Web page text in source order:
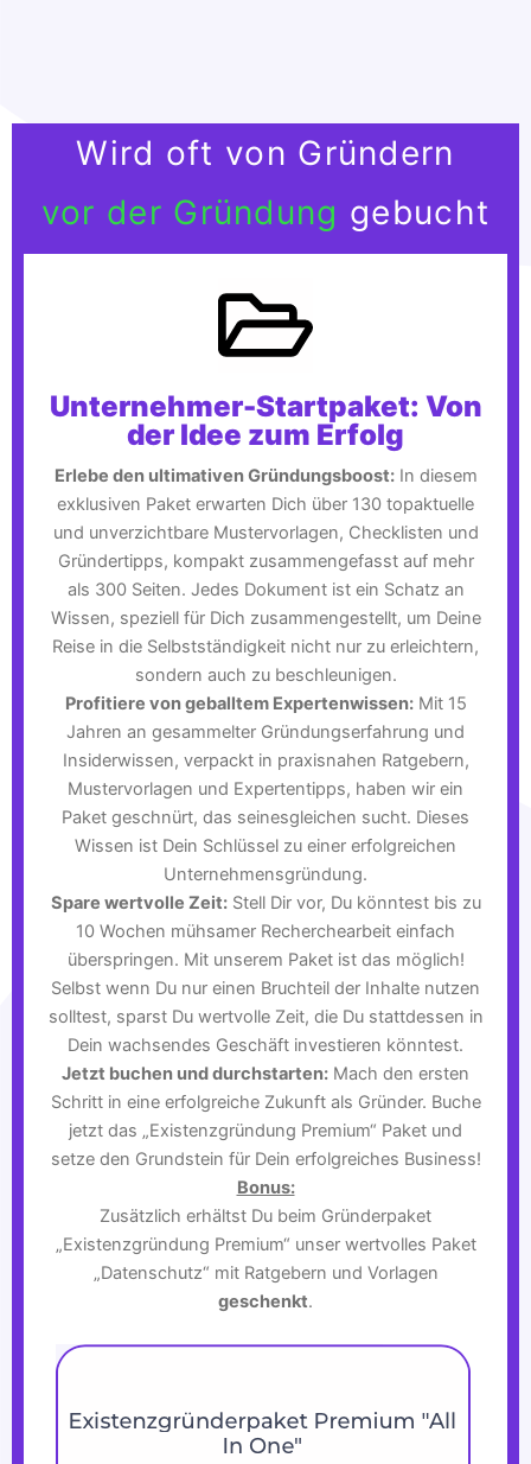
Wird oft von Gründern
vor der Gründung gebucht
Unternehmer-Startpaket: Von
der Idee zum Erfolg
Erlebe den ultimativen Gründungsboost:In diesem
exklusiven Paket erwarten Dich über 130 topaktuelle
und unverzichtbare Mustervorlagen, Checklisten und
Gründertipps, kompakt zusammengefasst auf mehr
als 300 Seiten. Jedes Dokument ist ein Schatz an
Wissen, speziell für Dich zusammengestellt, um Deine
Reise in die Selbstständigkeit nicht nur zu erleichtern,
sondern auch zu beschleunigen.
Profitiere von geballtem Expertenwissen:Mit 15
Jahren an gesammelter Gründungserfahrung und
Insiderwissen, verpackt in praxisnahen Ratgebern,
Mustervorlagen und Expertentipps, haben wir ein
Paket geschnürt, das seinesgleichen sucht. Dieses
Wissen ist Dein Schlüssel zu einer erfolgreichen
Unternehmensgründung.
Spare wertvolle Zeit:Stell Dir vor, Du könntest bis zu
10 Wochen mühsamer Recherchearbeit einfach
überspringen. Mit unserem Paket ist das möglich!
Selbst wenn Du nur einen Bruchteil der Inhalte nutzen
solltest, sparst Du wertvolle Zeit, die Du stattdessen in
Dein wachsendes Geschäft investieren könntest.
Jetzt buchen und durchstarten: Mach den ersten
Schritt in eine erfolgreiche Zukunft als Gründer. Buche
jetzt das „Existenzgründung Premium“ Paket und
setze den Grundstein für Dein erfolgreiches Business!
Bonus:
Zusätzlich erhältst Du beim Gründerpaket
„Existenzgründung Premium“ unser wertvolles Paket
„Datenschutz“ mit Ratgebern und Vorlagen
geschenkt.